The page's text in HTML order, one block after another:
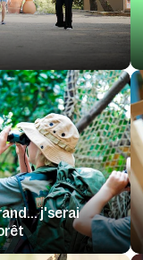
j'serai